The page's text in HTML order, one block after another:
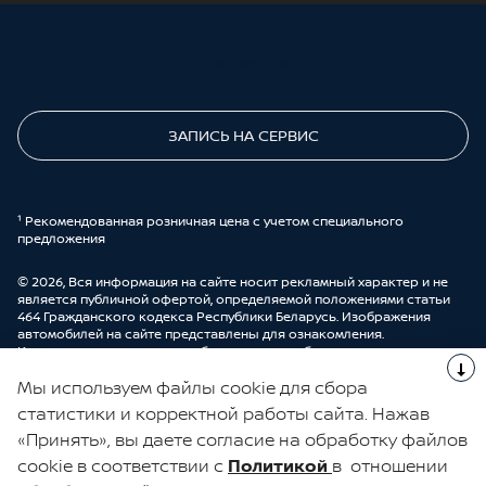
ЗАПИСЬ НА СЕРВИС
¹ Рекомендованная розничная цена с учетом специального
предложения
© 2026, Вся информация на сайте носит рекламный характер и не
является публичной офертой, определяемой положениями статьи
464 Гражданского кодекса Республики Беларусь. Изображения
автомобилей на сайте представлены для ознакомления.
Комплектации и цены могут быть изменены без предварительного
автоцентре ООО “ДрайвМоторс”.
ЭЛЕКТРОННАЯ КНИГА ОТЗЫВОВ
Мы используем файлы cookie для сбора
статистики и корректной работы сайта. Нажав
«Принять», вы даете согласие на обработку файлов
cookie в соответствии с Политикой в отношении